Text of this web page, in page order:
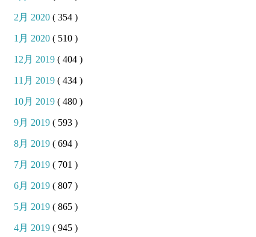
2月 2020 ( 354 )
1月 2020 ( 510 )
12月 2019 ( 404 )
11月 2019 ( 434 )
10月 2019 ( 480 )
9月 2019 ( 593 )
8月 2019 ( 694 )
7月 2019 ( 701 )
6月 2019 ( 807 )
5月 2019 ( 865 )
4月 2019 ( 945 )